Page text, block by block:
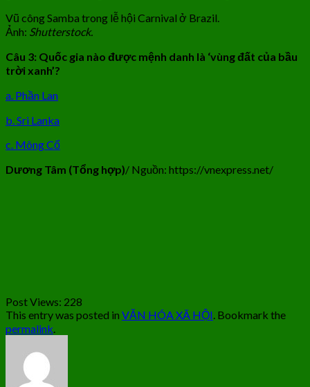
Vũ công Samba trong lễ hội Carnival ở Brazil.
Ảnh: Shutterstock.
Câu 3: Quốc gia nào được mệnh danh là ‘vùng đất của bầu
trời xanh’?
a. Phần Lan
b. Sri Lanka
c. Mông Cổ
Dương Tâm (Tổng hợp)/ Nguồn: https://vnexpress.net/
Post Views: 228
This entry was posted in VĂN HÓA XÃ HỘI. Bookmark the
permalink.